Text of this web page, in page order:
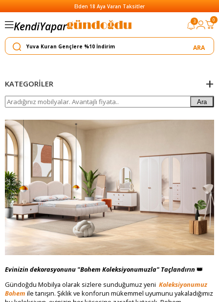
Elden 18 Aya Varan Taksitler
KendiYapar
Satar
3 0
KATEGORILER
Ara
Evinizin dekorasyonunu "Bohem Koleksiyonumuzla" Taçlandırın 👑
Gündoğdu Mobilya olarak sizlere sunduğumuz yeni Koleksiyonumuz
Bohem ile tanışın. Şıklık ve konforun mükemmel uyumunu yakaladığımız